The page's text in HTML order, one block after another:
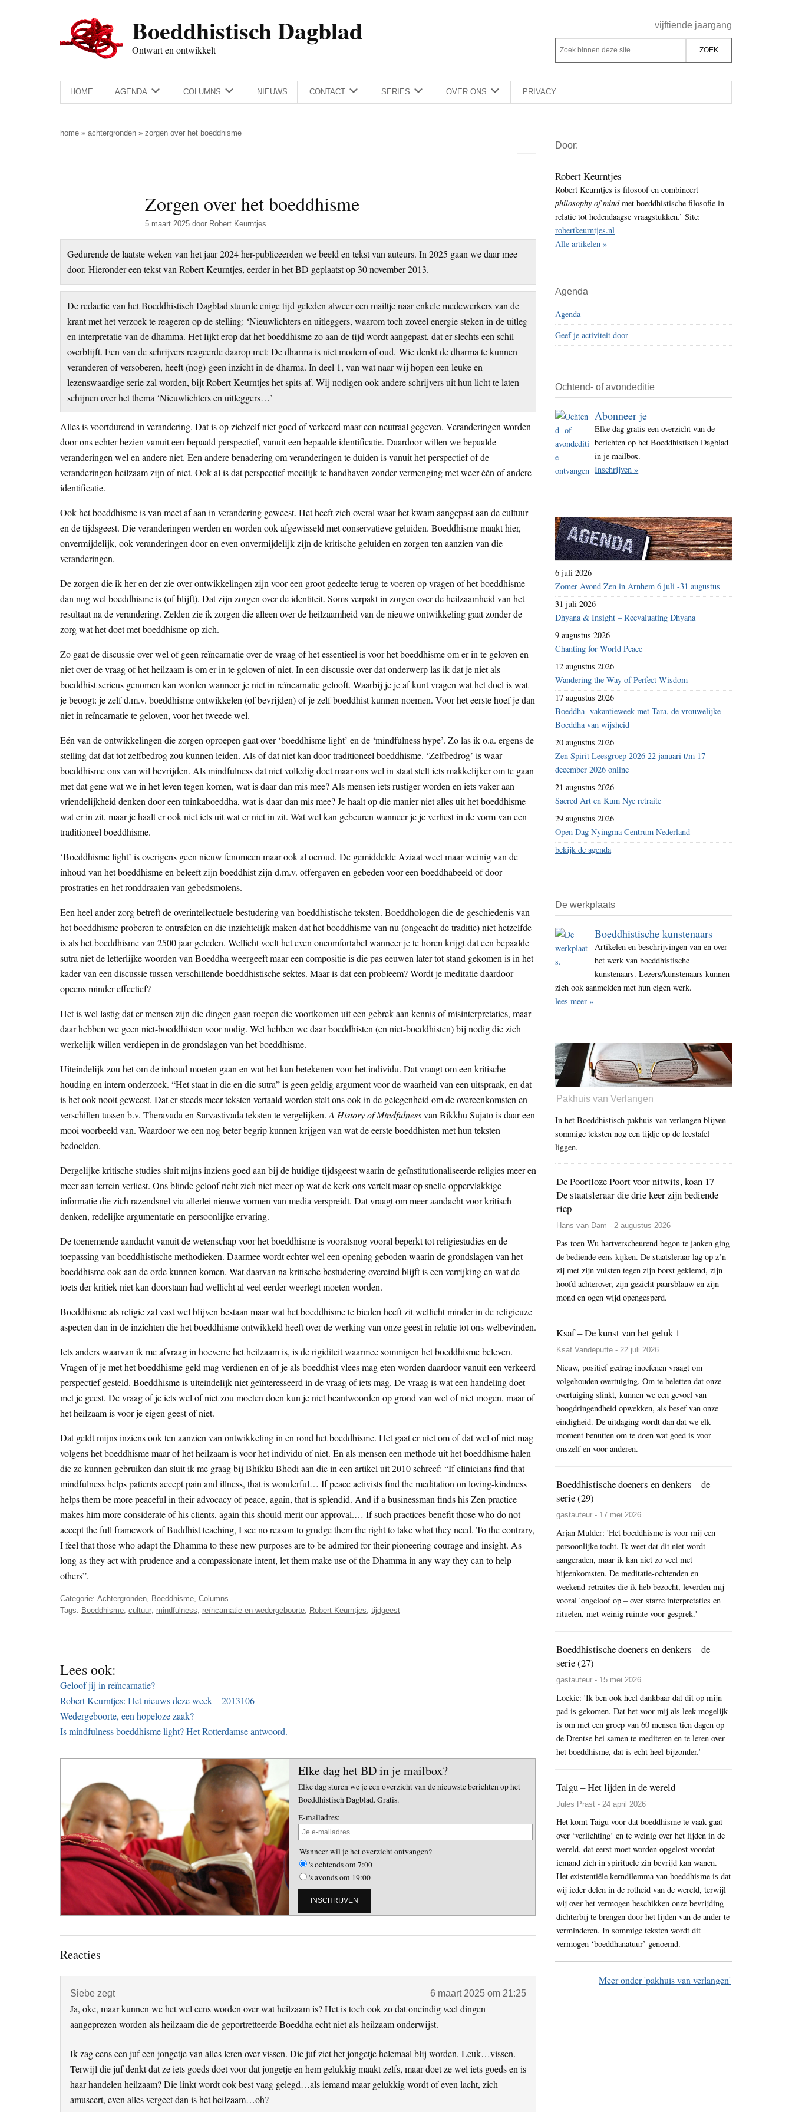
Boeddhistisch Dagblad
Ontwart en ontwikkelt
Rechts
vijftiende jaargang
Z
o
e
k
d
e
z
e
s
i
t
Z
o
k
b
n
n
e
z
e
t
e
HOME AGENDA COLUMNS NIEUWS CONTACT SERIES OVER ONS PRIVACY
home » achtergronden » zorgen over het boeddhisme
Zorgen over het boeddhisme
5 maart 2025 door Robert Keurntjes
Gedurende de laatste weken van het jaar 2024 her-publiceerden we beeld en tekst van auteurs. In 2025 gaan we daar mee
door. Hieronder een tekst van Robert Keurntjes, eerder in het BD geplaatst op 30 november 2013.
De redactie van het Boeddhistisch Dagblad stuurde enige tijd geleden alweer een mailtje naar enkele medewerkers van de
krant met het verzoek te reageren op de stelling: ‘Nieuwlichters en uitleggers, waarom toch zoveel energie steken in de uitleg
en interpretatie van de dhamma. Het lijkt erop dat het boeddhisme zo aan de tijd wordt aangepast, dat er slechts een schil
overblijft. Een van de schrijvers reageerde daarop met: De dharma is niet modern of oud. Wie denkt de dharma te kunnen
veranderen of versoberen, heeft (nog) geen inzicht in de dharma. In deel 1, van wat naar wij hopen een leuke en
lezenswaardige serie zal worden, bijt Robert Keurntjes het spits af. Wij nodigen ook andere schrijvers uit hun licht te laten
schijnen over het thema ‘Nieuwlichters en uitleggers…’
Alles is voortdurend in verandering. Dat is op zichzelf niet goed of verkeerd maar een neutraal gegeven. Veranderingen worden
door ons echter bezien vanuit een bepaald perspectief, vanuit een bepaalde identificatie. Daardoor willen we bepaalde
veranderingen wel en andere niet. Een andere benadering om veranderingen te duiden is vanuit het perspectief of de
veranderingen heilzaam zijn of niet. Ook al is dat perspectief moeilijk te handhaven zonder vermenging met weer één of andere
identificatie.
Ook het boeddhisme is van meet af aan in verandering geweest. Het heeft zich overal waar het kwam aangepast aan de cultuur
en de tijdsgeest. Die veranderingen werden en worden ook afgewisseld met conservatieve geluiden. Boeddhisme maakt hier,
onvermijdelijk, ook veranderingen door en even onvermijdelijk zijn de kritische geluiden en zorgen ten aanzien van die
veranderingen.
De zorgen die ik her en der zie over ontwikkelingen zijn voor een groot gedeelte terug te voeren op vragen of het boeddhisme
dan nog wel boeddhisme is (of blijft). Dat zijn zorgen over de identiteit. Soms verpakt in zorgen over de heilzaamheid van het
resultaat na de verandering. Zelden zie ik zorgen die alleen over de heilzaamheid van de nieuwe ontwikkeling gaat zonder de
zorg wat het doet met boeddhisme op zich.
Zo gaat de discussie over wel of geen reïncarnatie over de vraag of het essentieel is voor het boeddhisme om er in te geloven en
niet over de vraag of het heilzaam is om er in te geloven of niet. In een discussie over dat onderwerp las ik dat je niet als
boeddhist serieus genomen kan worden wanneer je niet in reïncarnatie gelooft. Waarbij je je af kunt vragen wat het doel is wat
je beoogt: je zelf d.m.v. boeddhisme ontwikkelen (of bevrijden) of je zelf boeddhist kunnen noemen. Voor het eerste hoef je dan
niet in reïncarnatie te geloven, voor het tweede wel.
Eén van de ontwikkelingen die zorgen oproepen gaat over ‘boeddhisme light’ en de ‘mindfulness hype’. Zo las ik o.a. ergens de
stelling dat dat tot zelfbedrog zou kunnen leiden. Als of dat niet kan door traditioneel boeddhisme. ‘Zelfbedrog’ is waar
boeddhisme ons van wil bevrijden. Als mindfulness dat niet volledig doet maar ons wel in staat stelt iets makkelijker om te gaan
met dat gene wat we in het leven tegen komen, wat is daar dan mis mee? Als mensen iets rustiger worden en iets vaker aan
vriendelijkheid denken door een tuinkaboeddha, wat is daar dan mis mee? Je haalt op die manier niet alles uit het boeddhisme
wat er in zit, maar je haalt er ook niet iets uit wat er niet in zit. Wat wel kan gebeuren wanneer je je verliest in de vorm van een
traditioneel boeddhisme.
‘Boeddhisme light’ is overigens geen nieuw fenomeen maar ook al oeroud. De gemiddelde Aziaat weet maar weinig van de
inhoud van het boeddhisme en beleeft zijn boeddhist zijn d.m.v. offergaven en gebeden voor een boeddhabeeld of door
prostraties en het ronddraaien van gebedsmolens.
Een heel ander zorg betreft de overintellectuele bestudering van boeddhistische teksten. Boeddhologen die de geschiedenis van
het boeddhisme proberen te ontrafelen en die inzichtelijk maken dat het boeddhisme van nu (ongeacht de traditie) niet hetzelfde
is als het boeddhisme van 2500 jaar geleden. Wellicht voelt het even oncomfortabel wanneer je te horen krijgt dat een bepaalde
sutra niet de letterlijke woorden van Boeddha weergeeft maar een compositie is die pas eeuwen later tot stand gekomen is in het
kader van een discussie tussen verschillende boeddhistische sektes. Maar is dat een probleem? Wordt je meditatie daardoor
opeens minder effectief?
Het is wel lastig dat er mensen zijn die dingen gaan roepen die voortkomen uit een gebrek aan kennis of misinterpretaties, maar
daar hebben we geen niet-boeddhisten voor nodig. Wel hebben we daar boeddhisten (en niet-boeddhisten) bij nodig die zich
werkelijk willen verdiepen in de grondslagen van het boeddhisme.
Uiteindelijk zou het om de inhoud moeten gaan en wat het kan betekenen voor het individu. Dat vraagt om een kritische
houding en intern onderzoek. “Het staat in die en die sutra” is geen geldig argument voor de waarheid van een uitspraak, en dat
is het ook nooit geweest. Dat er steeds meer teksten vertaald worden stelt ons ook in de gelegenheid om de overeenkomsten en
verschillen tussen b.v. Theravada en Sarvastivada teksten te vergelijken.A History of Mindfulnessvan Bikkhu Sujato is daar een
mooi voorbeeld van. Waardoor we een nog beter begrip kunnen krijgen van wat de eerste boeddhisten met hun teksten
bedoelden.
Dergelijke kritische studies sluit mijns inziens goed aan bij de huidige tijdsgeest waarin de geïnstitutionaliseerde religies meer en
meer aan terrein verliest. Ons blinde geloof richt zich niet meer op wat de kerk ons vertelt maar op snelle oppervlakkige
informatie die zich razendsnel via allerlei nieuwe vormen van media verspreidt. Dat vraagt om meer aandacht voor kritisch
denken, redelijke argumentatie en persoonlijke ervaring.
De toenemende aandacht vanuit de wetenschap voor het boeddhisme is vooralsnog vooral beperkt tot religiestudies en de
toepassing van boeddhistische methodieken. Daarmee wordt echter wel een opening geboden waarin de grondslagen van het
boeddhisme ook aan de orde kunnen komen. Wat daarvan na kritische bestudering overeind blijft is een verrijking en wat de
toets der kritiek niet kan doorstaan had wellicht al veel eerder weerlegt moeten worden.
Boeddhisme als religie zal vast wel blijven bestaan maar wat het boeddhisme te bieden heeft zit wellicht minder in de religieuze
aspecten dan in de inzichten die het boeddhisme ontwikkeld heeft over de werking van onze geest in relatie tot ons welbevinden.
Iets anders waarvan ik me afvraag in hoeverre het heilzaam is, is de rigiditeit waarmee sommigen het boeddhisme beleven.
Vragen of je met het boeddhisme geld mag verdienen en of je als boeddhist vlees mag eten worden daardoor vanuit een verkeerd
perspectief gesteld. Boeddhisme is uiteindelijk niet geïnteresseerd in de vraag of iets mag. De vraag is wat een handeling doet
met je geest. De vraag of je iets wel of niet zou moeten doen kun je niet beantwoorden op grond van wel of niet mogen, maar of
het heilzaam is voor je eigen geest of niet.
Dat geldt mijns inziens ook ten aanzien van ontwikkeling in en rond het boeddhisme. Het gaat er niet om of dat wel of niet mag
volgens het boeddhisme maar of het heilzaam is voor het individu of niet. En als mensen een methode uit het boeddhisme halen
die ze kunnen gebruiken dan sluit ik me graag bij Bhikku Bhodi aan die in een artikel uit 2010 schreef: “If clinicians find that
mindfulness helps patients accept pain and illness, that is wonderful… If peace activists find the meditation on loving-kindness
helps them be more peaceful in their advocacy of peace, again, that is splendid. And if a businessman finds his Zen practice
makes him more considerate of his clients, again this should merit our approval.… If such practices benefit those who do not
accept the full framework of Buddhist teaching, I see no reason to grudge them the right to take what they need. To the contrary,
I feel that those who adapt the Dhamma to these new purposes are to be admired for their pioneering courage and insight. As
long as they act with prudence and a compassionate intent, let them make use of the Dhamma in any way they can to help
others”.
Categorie: Achtergronden, Boeddhisme, Columns
Tags: Boeddhisme, cultuur, mindfulness, reïncarnatie en wedergeboorte, Robert Keurntjes, tijdgeest
Lees ook:
Geloof jij in reïncarnatie?
Robert Keurntjes: Het nieuws deze week – 2013106
Wedergeboorte, een hopeloze zaak?
Is mindfulness boeddhisme light? Het Rotterdamse antwoord.
Elke dag het BD in je mailbox?
Elke dag sturen we je een overzicht van de nieuwste berichten op het
Boeddhistisch Dagblad. Gratis.
E-mailadres:
Wanneer wil je het overzicht ontvangen?
's ochtends om 7:00
's avonds om 19:00
Lees
Reacties
Siebe zegt 6 maart 2025 om 21:25
Ja, oke, maar kunnen we het wel eens worden over wat heilzaam is? Het is toch ook zo dat oneindig veel dingen
aangeprezen worden als heilzaam die de geportretteerde Boeddha echt niet als heilzaam onderwijst.
Ik zag eens een juf een jongetje van alles leren over vissen. Die juf ziet het jongetje helemaal blij worden. Leuk…vissen.
Terwijl die juf denkt dat ze iets goeds doet voor dat jongetje en hem gelukkig maakt zelfs, maar doet ze wel iets goeds en is
haar handelen heilzaam? Die linkt wordt ook best vaag gelegd…als iemand maar gelukkig wordt of even lacht, zich
amuseert, even alles vergeet dan is het heilzaam…oh?
Sidebar
Door:
Robert Keurntjes
Robert Keurntjes is filosoof en combineert
philosophy of mindmet boeddhistische filosofie in
relatie tot hedendaagse vraagstukken.’ Site:
robertkeurntjes.nl
Alle artikelen »
Agenda
Agenda
Geef je activiteit door
Ochtend- of avondeditie
Abonneer je
Elke dag gratis een overzicht van de
berichten op het Boeddhistisch Dagblad
in je mailbox.
Inschrijven »
6 juli 2026
Zomer Avond Zen in Arnhem 6 juli -31 augustus
31 juli 2026
Dhyana & Insight – Reevaluating Dhyana
9 augustus 2026
Chanting for World Peace
12 augustus 2026
Wandering the Way of Perfect Wisdom
17 augustus 2026
Boeddha- vakantieweek met Tara, de vrouwelijke
Boeddha van wijsheid
20 augustus 2026
Zen Spirit Leesgroep 2026 22 januari t/m 17
december 2026 online
21 augustus 2026
Sacred Art en Kum Nye retraite
29 augustus 2026
Open Dag Nyingma Centrum Nederland
bekijk de agenda
De werkplaats
Boeddhistische kunstenaars
Artikelen en beschrijvingen van en over
het werk van boeddhistische
kunstenaars. Lezers/kunstenaars kunnen
zich ook aanmelden met hun eigen werk.
lees meer »
Pakhuis van Verlangen
In het Boeddhistisch pakhuis van verlangen blijven
sommige teksten nog een tijdje op de leestafel
liggen.
De Poortloze Poort voor nitwits, koan 17 –
De staatsleraar die drie keer zijn bediende
riep
Hans van Dam - 2 augustus 2026
Pas toen Wu hartverscheurend begon te janken ging
de bediende eens kijken. De staatsleraar lag op z’n
zij met zijn vuisten tegen zijn borst geklemd, zijn
hoofd achterover, zijn gezicht paarsblauw en zijn
mond en ogen wijd opengesperd.
Ksaf – De kunst van het geluk 1
Ksaf Vandeputte - 22 juli 2026
Nieuw, positief gedrag inoefenen vraagt om
volgehouden overtuiging. Om te beletten dat onze
overtuiging slinkt, kunnen we een gevoel van
hoogdringendheid opwekken, als besef van onze
eindigheid. De uitdaging wordt dan dat we elk
moment benutten om te doen wat goed is voor
onszelf en voor anderen.
Boeddhistische doeners en denkers – de
serie (29)
gastauteur - 17 mei 2026
Arjan Mulder: 'Het boeddhisme is voor mij een
persoonlijke tocht. Ik weet dat dit niet wordt
aangeraden, maar ik kan niet zo veel met
bijeenkomsten. De meditatie-ochtenden en
weekend-retraites die ik heb bezocht, leverden mij
vooral 'ongeloof op – over starre interpretaties en
rituelen, met weinig ruimte voor gesprek.'
Boeddhistische doeners en denkers – de
serie (27)
gastauteur - 15 mei 2026
Loekie: 'Ik ben ook heel dankbaar dat dit op mijn
pad is gekomen. Dat het voor mij als leek mogelijk
is om met een groep van 60 mensen tien dagen op
de Drentse hei samen te mediteren en te leren over
het boeddhisme, dat is echt heel bijzonder.’
Taigu – Het lijden in de wereld
Jules Prast - 24 april 2026
Het komt Taigu voor dat boeddhisme te vaak gaat
over ‘verlichting’ en te weinig over het lijden in de
wereld, dat eerst moet worden opgelost voordat
iemand zich in spirituele zin bevrijd kan wanen.
Het existentiële kerndilemma van boeddhisme is dat
wij ieder delen in de rotheid van de wereld, terwijl
wij over het vermogen beschikken onze bevrijding
dichterbij te brengen door het lijden van de ander te
verminderen. In sommige teksten wordt dit
vermogen ‘boeddhanatuur’ genoemd.
Meer onder 'pakhuis van verlangen'